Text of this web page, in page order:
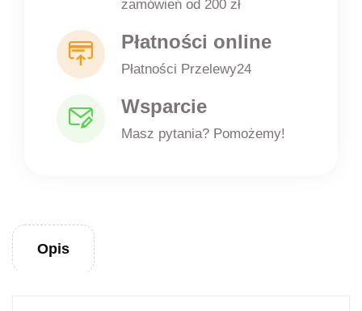
zamówień od 200 zł
Płatności online
Płatności Przelewy24
Wsparcie
Masz pytania? Pomożemy!
Opis